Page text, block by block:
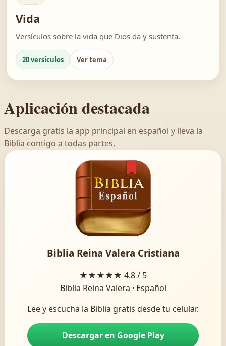
Vida
Versículos sobre la vida que Dios da y sustenta.
20 versículos Ver tema
Aplicación destacada
Descarga gratis la app principal en español y lleva la
Biblia contigo a todas partes.
Biblia Reina Valera Cristiana
★★★★★ 4.8 / 5
Biblia Reina Valera · Español
Lee y escucha la Biblia gratis desde tu celular.
Descargar en Google Play